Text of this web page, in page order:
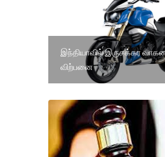
இந்தியாவில் இருசக்கர
விற்பனை